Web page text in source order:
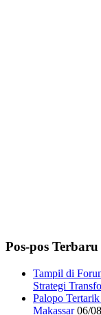
Pos-pos Terbaru
Tampil di
Strategi
Palopo
Makassar 06/